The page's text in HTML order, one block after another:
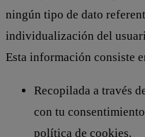
ningún tipo de dato
individualización del
Esta información consiste
Recopilada a través
con tu
política de cookies.